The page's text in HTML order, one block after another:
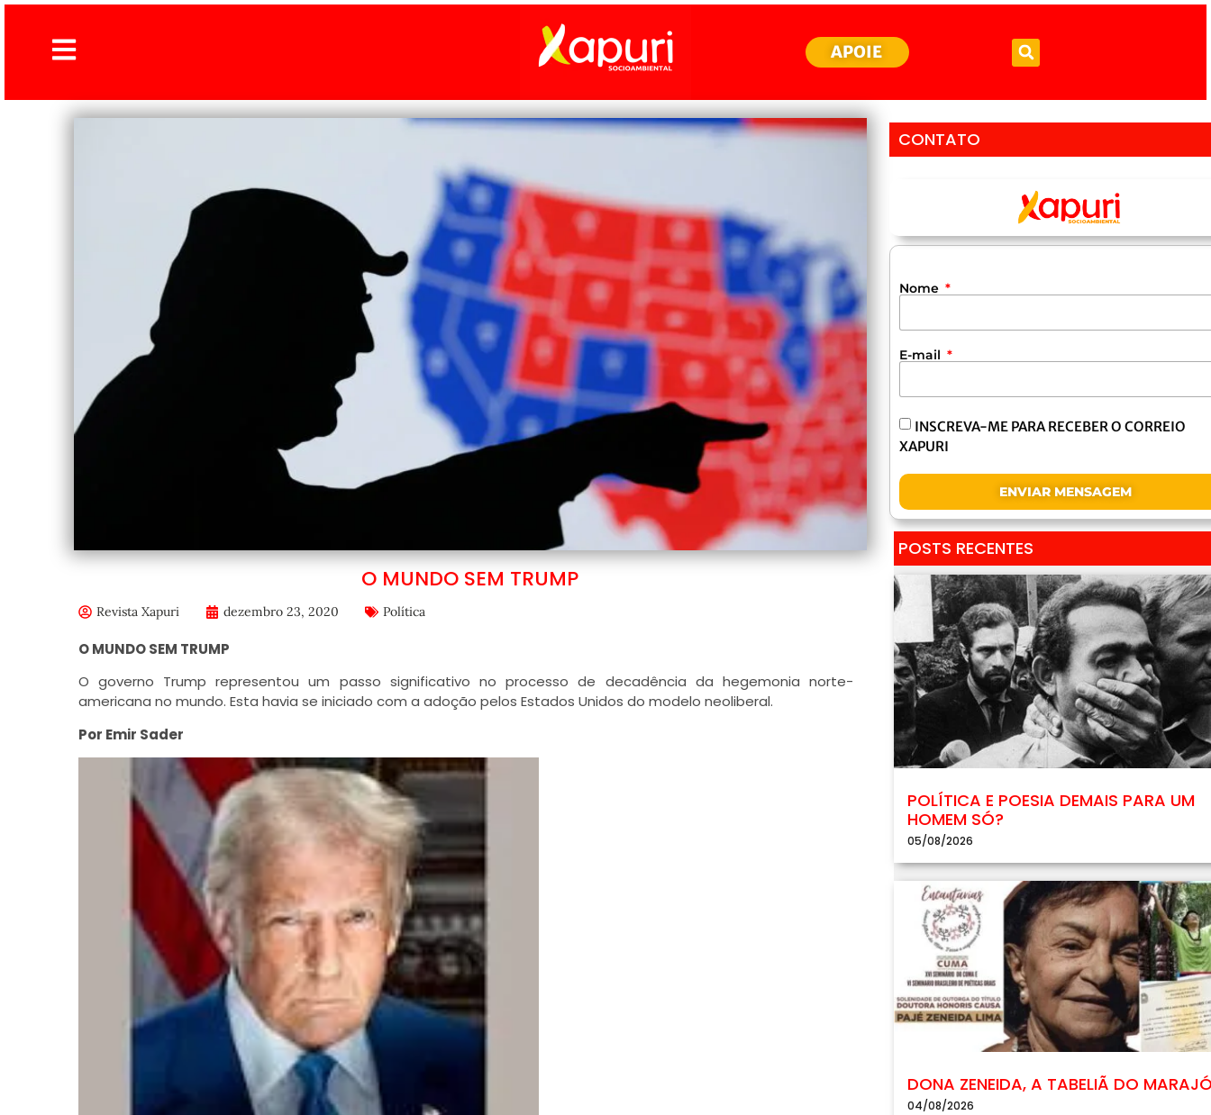
APOIE
O MUNDO SEM TRUMP
Revista Xapuri dezembro 23, 2020 Política
O MUNDO SEM TRUMP
O governo Trump representou um passo significativo no processo de decadência da hegemonia norte-
americana no mundo. Esta havia se iniciado com a adoção pelos Estados Unidos do modelo neoliberal.
Por Emir Sader
CONTATO
Nome
E-mail
INSCREVA-ME PARA RECEBER O CORREIO
XAPURI
ENVIAR MENSAGEM
POSTS RECENTES
POLÍTICA E POESIA DEMAIS PARA UM
HOMEM SÓ?
05/08/2026
DONA ZENEIDA, A TABELIÃ DO
04/08/2026